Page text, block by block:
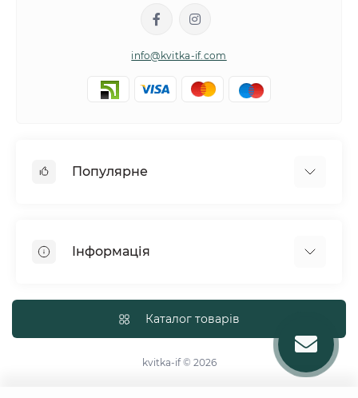
info@kvitka-if.com
Популярне
Вазони
Кошики з квітів
Повітряні кульки
Інформація
Доставка
Політика конфіденційності
Каталог товарів
kvitka-if © 2026